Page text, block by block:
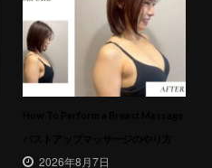
2026年8月7日